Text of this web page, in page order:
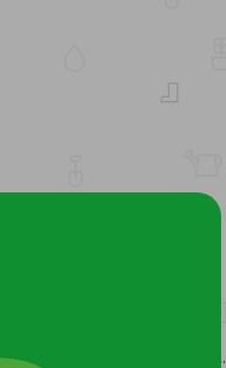
кудрявого салата.